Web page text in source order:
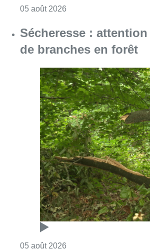
05 août 2026Consulter l'article
Violente altercation à
Bourse: les deux
impliqués restent en